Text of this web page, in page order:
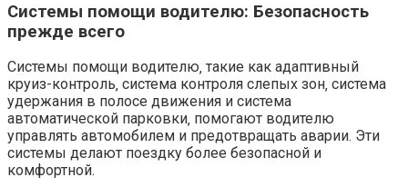
Системы помощи водителю: Безопасность
прежде всего
Системы помощи водителю‚ такие как адаптивный
круиз-контроль‚ система контроля слепых зон‚ система
удержания в полосе движения и система
автоматической парковки‚ помогают водителю
управлять автомобилем и предотвращать аварии. Эти
системы делают поездку более безопасной и
комфортной.